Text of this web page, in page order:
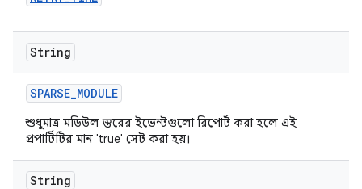
String
SPARSE_MODULE
শুধুমাত্র মডিউল স্তরের ইভেন্টগুলো রিপোর্ট করা হলে এই
প্রপার্টিটির মান 'true' সেট করা হয়।
String